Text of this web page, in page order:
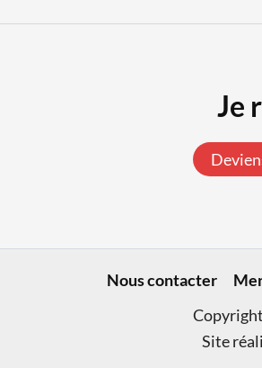
Je
Nous contacter
Site